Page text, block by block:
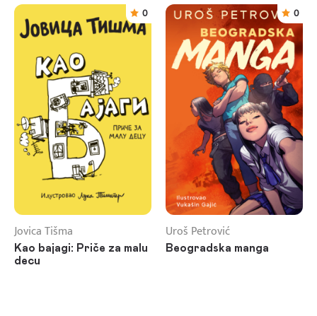
0
Jovica Tišma
Kao bajagi: Priče za malu
decu
0
Uroš Petrović
Beogradska manga